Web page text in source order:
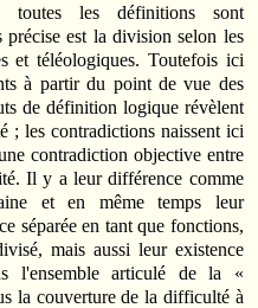
toutes les définitions sont
est la division selon les
et téléologiques. Toutefois ici
à partir du point de vue des
de définition logique révèlent
; les contradictions naissent ici
contradiction objective entre
Il y a leur différence comme
et en même temps leur
séparée en tant que fonctions,
mais aussi leur existence
l'ensemble articulé de la «
la couverture de la difficulté à